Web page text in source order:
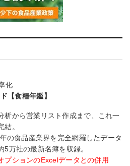
化
【食糧年鑑】
析から営業リスト作成まで、これ一
結。
の食品産業界を完全網羅したデータ
5万社の最新名簿を収録。
プションのExcelデータとの併用